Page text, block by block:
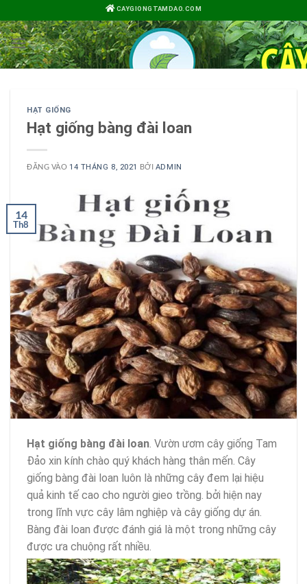
qua
nội
dung
CAYGIONGTAMDAO.COM
HẠT GIỐNG
Hạt giống bàng đài loan
ĐĂNG VÀO14 THÁNG 8, 2021 BỞI ADMIN
14
Th8
Hạt giống bàng đài loan. Vườn ươm cây giống Tam
Đảo xin kính chào quý khách hàng thân mến. Cây
giống bàng đài loan luôn là những cây đem lại hiệu
quả kinh tế cao cho người gieo trồng. bởi hiện nay
trong lĩnh vực cây lâm nghiệp và cây giống dự án.
Bàng đài loan được đánh giá là một trong những cây
được ưa chuộng rất nhiều.